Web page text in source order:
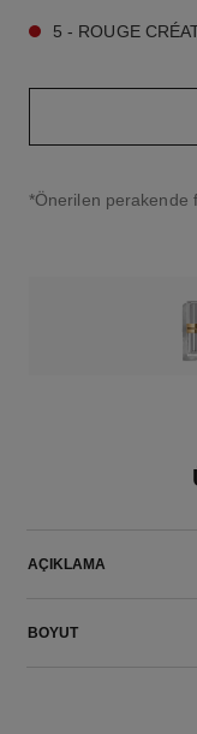
5 - ROUGE
↩
*Önerilen perakende
AÇIKLAMA
BOYUT